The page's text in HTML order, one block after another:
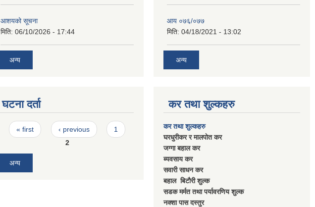
आशयको सूचना
मिति: 06/10/2026 - 17:44
अन्य
आय ०७६/०७७
मिति: 04/18/2021 - 13:02
अन्य
घटना दर्ता
Pages
« first ‹ previous
1
2
अन्य
कर तथा शुल्कहरु
कर तथा शुल्कहरु
घरधुरीकर र मालपाेत कर
जग्गा बहाल कर
ब्यवसाय कर
सवारी साधन कर
बहाल बिटाैरी शुल्क
सडक मर्मत तथा पर्यावरणिय शुल्क
नक्शा पास दस्तुर